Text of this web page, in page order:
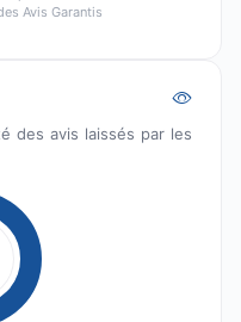
Avis Garantis
des avis laissés par les